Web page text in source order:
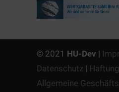
© 2021 HU-Dev |
Datenschutz |
Allgemeine